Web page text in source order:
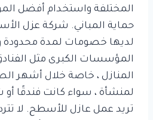
المختلفة واستخدام أفضل
حماية المباني. شركة عزل
لديها خصومات لمدة محدودة
المؤسسات الكبرى مثل
المنازل ، خاصة خلال أشهر
لمنشأة ، سواء كانت فندقًا أو
تريد عمل عازل للأسطح. لا